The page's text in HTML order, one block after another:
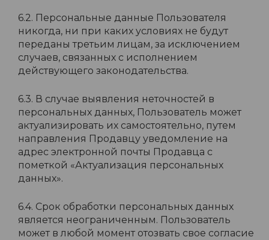
6.2. Персональные данные Пользователя
никогда, ни при каких условиях не будут
переданы третьим лицам, за исключением
случаев, связанных с исполнением
действующего законодательства.
6.3. В случае выявления неточностей в
персональных данных, Пользователь может
актуализировать их самостоятельно, путем
направления Продавцу уведомление на
адрес электронной почты Продавца с
пометкой «Актуализация персональных
данных».
6.4. Срок обработки персональных данных
является неограниченным. Пользователь
может в любой момент отозвать свое согласие